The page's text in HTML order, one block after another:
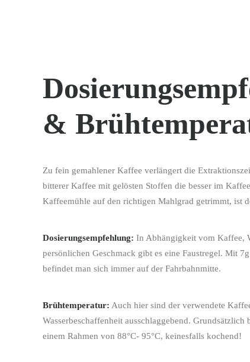
&
Zu fein gemahlener Kaffee verlängert die
bitterer Kaffee mit gelösten Stoffen die besser im
Kaffeemühle auf den richtigen Mahlgrad getrimmt, ist
Dosierungsempfehlung: In Abhängigkeit vom Kaffee,
persönlichen Geschmack gibt es eine Faustregel. Mit
befindet man sich immer auf der Fahrbahnmitte.
Brühtemperatur: Auch hier sind der verwendete
Wasserbeschaffenheit ausschlaggebend. Grundsätzlich
einem Rahmen von 88°C- 95°C, keinesfalls kochend!